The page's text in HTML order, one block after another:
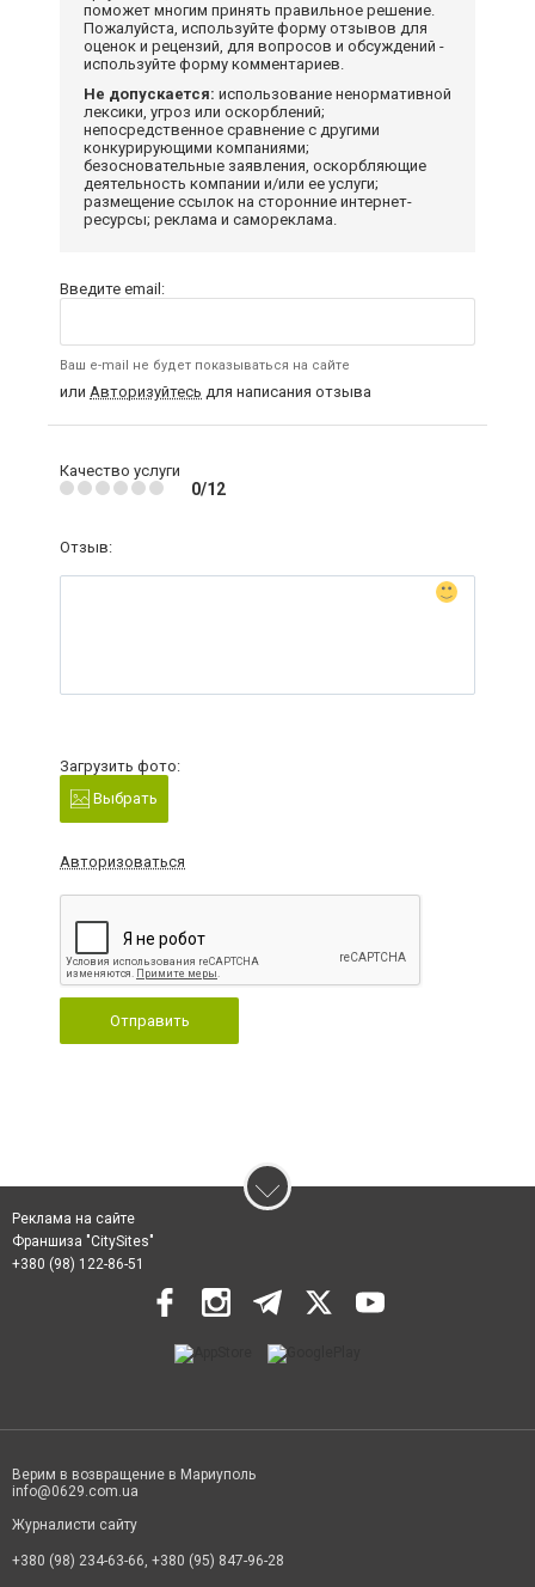
поможет многим принять правильное решение.
Пожалуйста, используйте форму отзывов для
оценок и рецензий, для вопросов и обсуждений -
используйте форму комментариев.
Не допускается: использование ненормативной
лексики, угроз или оскорблений;
непосредственное сравнение с другими
конкурирующими компаниями;
безосновательные заявления, оскорбляющие
деятельность компании и/или ее услуги;
размещение ссылок на сторонние интернет-
ресурсы; реклама и самореклама.
Введите email:
Ваш e-mail не будет показываться на сайте
или Авторизуйтесь для написания отзыва
Качество услуги
0/12
Отзыв:
Загрузить фото:
Выбрать
Авторизоваться
Отправить
Реклама на сайте
Франшиза "CitySites"
+380 (98) 122-86-51
Верим в возвращение в Мариуполь
info@0629.com.ua
Журналисти сайту
+380 (98) 234-63-66, +380 (95) 847-96-28